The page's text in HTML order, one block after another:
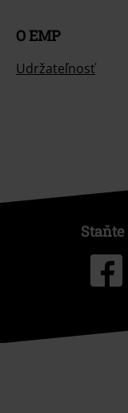
O EMP
Udržateľnosť